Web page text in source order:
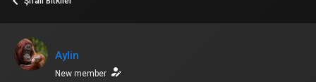
u
b
a
ş
l
n
ı
ç
t
Aylin
New member